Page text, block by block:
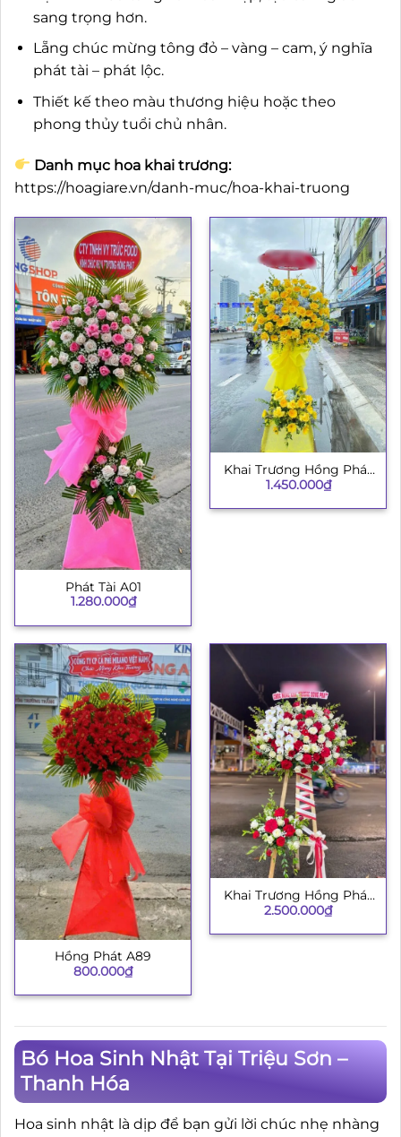
sang trọng hơn.
Lẵng chúc mừng tông đỏ – vàng – cam, ý nghĩa
phát tài – phát lộc.
Thiết kế theo màu thương hiệu hoặc theo
phong thủy tuổi chủ nhân.
Danh mục hoa khai trương:
https://hoagiare.vn/danh-muc/hoa-khai-truong
Phát Tài A01
1.280.000₫
Khai Trương Hồng Phát
003
1.450.000₫
Hồng Phát A89
800.000₫
Khai Trương Hồng Phát
002
2.500.000₫
Bó Hoa Sinh Nhật Tại Triệu Sơn –
Thanh Hóa
Hoa sinh nhật là dịp để bạn gửi lời chúc nhẹ nhàng